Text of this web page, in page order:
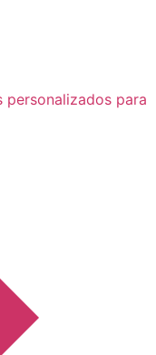
personalizados para